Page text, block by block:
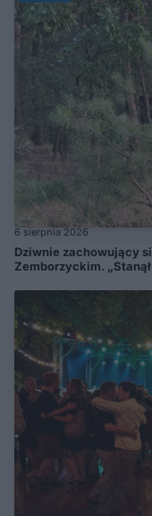
6 sierpnia 2026
Dziwnie zachowujący
Zemborzyckim.